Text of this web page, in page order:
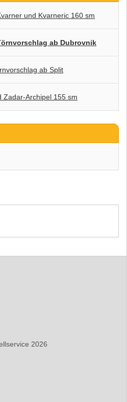
und Kvarneric 160 sm
ab Dubrovnik
ab Split
Zadar-Archipel 155 sm
2026